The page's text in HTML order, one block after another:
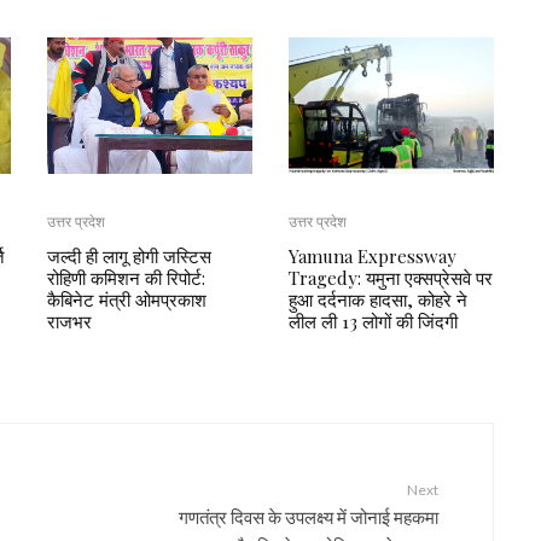
उत्तर प्रदेश
जल्दी ही लागू होगी जस्टिस
रोहिणी कमिशन की रिपोर्ट:
कैबिनेट मंत्री ओमप्रकाश
राजभर
उत्तर प्रदेश
Yamuna Expressway
Tragedy: यमुना एक्सप्रेसवे पर
हुआ दर्दनाक हादसा, कोहरे ने
लील ली 13 लोगों की जिंदगी
Next
गणतंत्र दिवस के उपलक्ष्य में जोनाई महकमा